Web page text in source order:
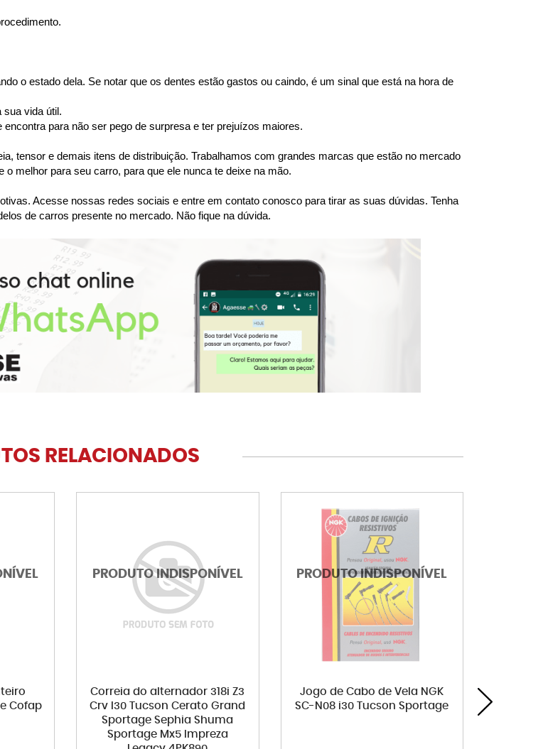
o estado dela. Se notar que os dentes estão gastos ou caindo, é um sinal que está na hora de
sua vida útil.
para não ser pego de surpresa e ter prejuízos maiores.
tensor e demais itens de distribuição. Trabalhamos com grandes marcas que estão no mercado
melhor para seu carro, para que ele nunca te deixe na mão.
Acesse nossas redes sociais e entre em contato conosco para tirar as suas dúvidas. Tenha
de carros presente no mercado. Não fique na dúvida.
RELACIONADOS
Cofap
Correia do alternador 318i Z3
Crv I30 Tucson Cerato Grand
Sportage Sephia Shuma
Sportage Mx5 Impreza
Jogo de Cabo de Vela NGK
SC-N08 i30 Tucson Sportage